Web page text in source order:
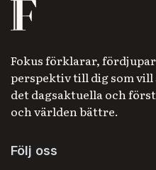
Fokus förklarar,
perspektiv till dig som vill
det dagsaktuella och
och världen bättre.
Följ oss